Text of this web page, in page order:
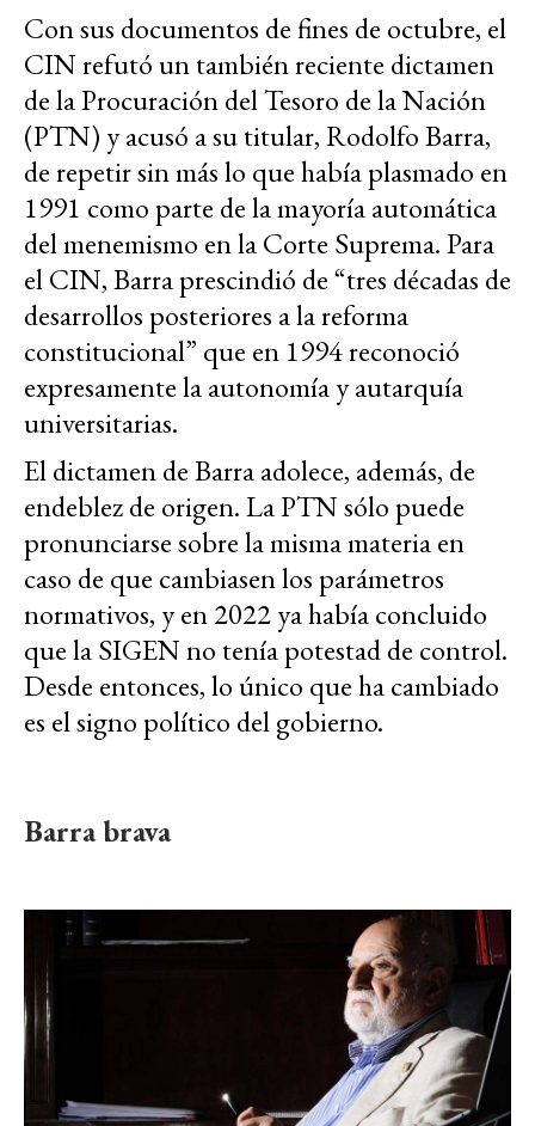
Con sus documentos de fines de octubre, el
CIN refutó un también reciente dictamen
de la Procuración del Tesoro de la Nación
(PTN) y acusó a su titular, Rodolfo Barra,
de repetir sin más lo que había plasmado en
1991 como parte de la mayoría automática
del menemismo en la Corte Suprema. Para
el CIN, Barra prescindió de “tres décadas de
desarrollos posteriores a la reforma
constitucional” que en 1994 reconoció
expresamente la autonomía y autarquía
universitarias.
El dictamen de Barra adolece, además, de
endeblez de origen. La PTN sólo puede
pronunciarse sobre la misma materia en
caso de que cambiasen los parámetros
normativos, y en 2022 ya había concluido
que la SIGEN no tenía potestad de control.
Desde entonces, lo único que ha cambiado
es el signo político del gobierno.
Barra brava